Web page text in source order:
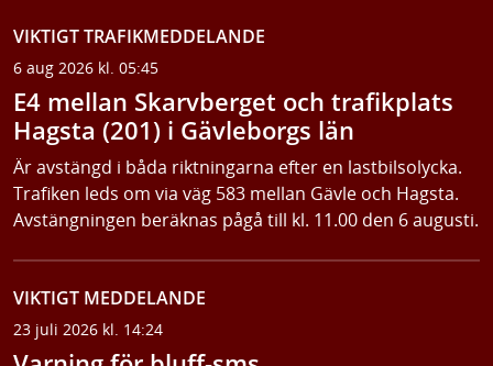
VIKTIGT TRAFIKMEDDELANDE
6 aug 2026 kl. 05:45
E4 mellan Skarvberget och trafikplats
Hagsta (201) i Gävleborgs län
Är avstängd i båda riktningarna efter en lastbilsolycka.
Trafiken leds om via väg 583 mellan Gävle och Hagsta.
Avstängningen beräknas pågå till kl. 11.00 den 6 augusti.
VIKTIGT MEDDELANDE
23 juli 2026 kl. 14:24